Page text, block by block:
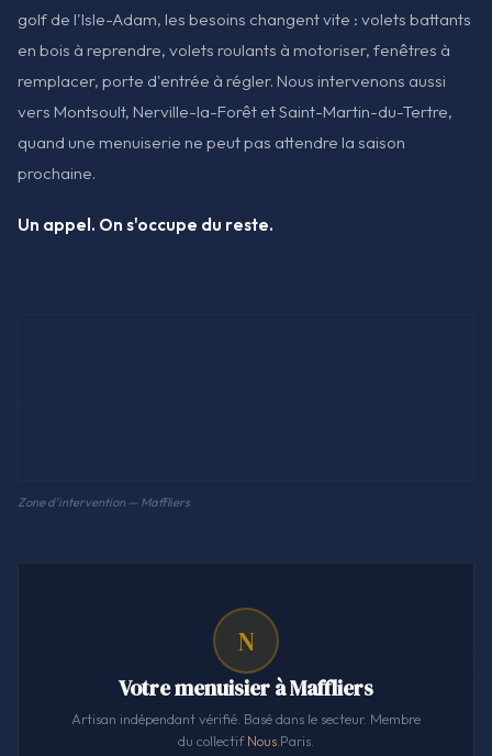
golf de l'Isle-Adam, les besoins changent vite : volets battants
en bois à reprendre, volets roulants à motoriser, fenêtres à
remplacer, porte d'entrée à régler. Nous intervenons aussi
vers Montsoult, Nerville-la-Forêt et Saint-Martin-du-Tertre,
quand une menuiserie ne peut pas attendre la saison
prochaine.
Un appel. On s'occupe du reste.
Zone d'intervention — Maffliers
N
Votre menuisier à Maffliers
Artisan indépendant vérifié. Basé dans le secteur. Membre
du collectifNous .Paris.